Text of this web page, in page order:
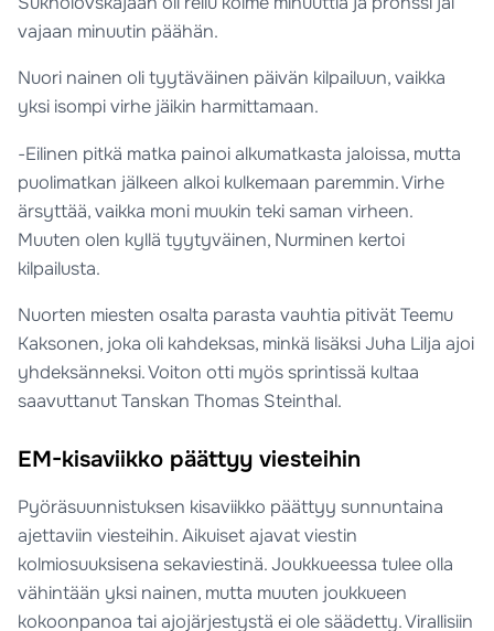
vajaan minuutin päähän.
Nuori nainen oli tyytäväinen päivän kilpailuun, vaikka
yksi isompi virhe jäikin harmittamaan.
-Eilinen pitkä matka painoi alkumatkasta jaloissa, mutta
puolimatkan jälkeen alkoi kulkemaan paremmin. Virhe
ärsyttää, vaikka moni muukin teki saman virheen.
Muuten olen kyllä tyytyväinen, Nurminen kertoi
kilpailusta.
Nuorten miesten osalta parasta vauhtia pitivät Teemu
Kaksonen, joka oli kahdeksas, minkä lisäksi Juha Lilja ajoi
yhdeksänneksi. Voiton otti myös sprintissä kultaa
saavuttanut Tanskan Thomas Steinthal.
EM-kisaviikko päättyy viesteihin
Pyöräsuunnistuksen kisaviikko päättyy sunnuntaina
ajettaviin viesteihin. Aikuiset ajavat viestin
kolmiosuuksisena sekaviestinä. Joukkueessa tulee olla
vähintään yksi nainen, mutta muuten joukkueen
kokoonpanoa tai ajojärjestystä ei ole säädetty. Virallisiin